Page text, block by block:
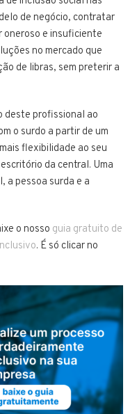
de negócio, contratar
e insuficiente
no mercado que
de libras, sem preterir a
deste profissional ao
o surdo a partir de um
flexibilidade ao seu
da central. Uma
a pessoa surda e a
o nosso guia gratuito de
. É só clicar no